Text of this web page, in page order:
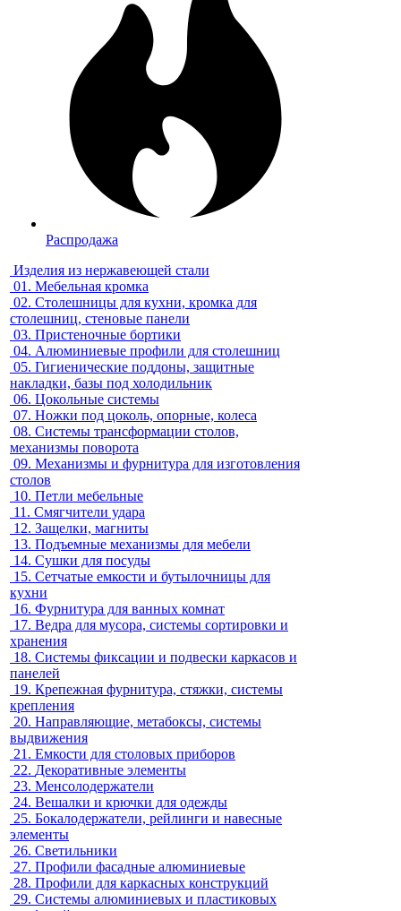
Распродажа
Изделия из нержавеющей стали
01. Мебельная кромка
02. Столешницы для кухни, кромка для
столешниц, стеновые панели
03. Пристеночные бортики
04. Алюминиевые профили для столешниц
05. Гигиенические поддоны, защитные
накладки, базы под холодильник
06. Цокольные системы
07. Ножки под цоколь, опорные, колеса
08. Системы трансформации столов,
механизмы поворота
09. Механизмы и фурнитура для изготовления
столов
10. Петли мебельные
11. Смягчители удара
12. Защелки, магниты
13. Подъемные механизмы для мебели
14. Сушки для посуды
15. Сетчатые емкости и бутылочницы для
кухни
16. Фурнитура для ванных комнат
17. Ведра для мусора, системы сортировки и
хранения
18. Системы фиксации и подвески каркасов и
панелей
19. Крепежная фурнитура, стяжки, системы
крепления
20. Направляющие, метабоксы, системы
выдвижения
21. Емкости для столовых приборов
22. Декоративные элементы
23. Менсолодержатели
24. Вешалки и крючки для одежды
25. Бокалодержатели, рейлинги и навесные
элементы
26. Светильники
27. Профили фасадные алюминиевые
28. Профили для каркасных конструкций
29. Системы алюминиевых и пластиковых